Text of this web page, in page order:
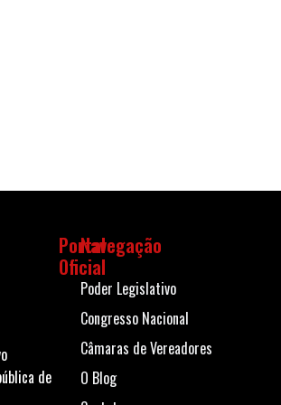
Portal
Oficial
de
Navegação
Poder Legislativo
Congresso Nacional
Câmaras de Vereadores
O Blog